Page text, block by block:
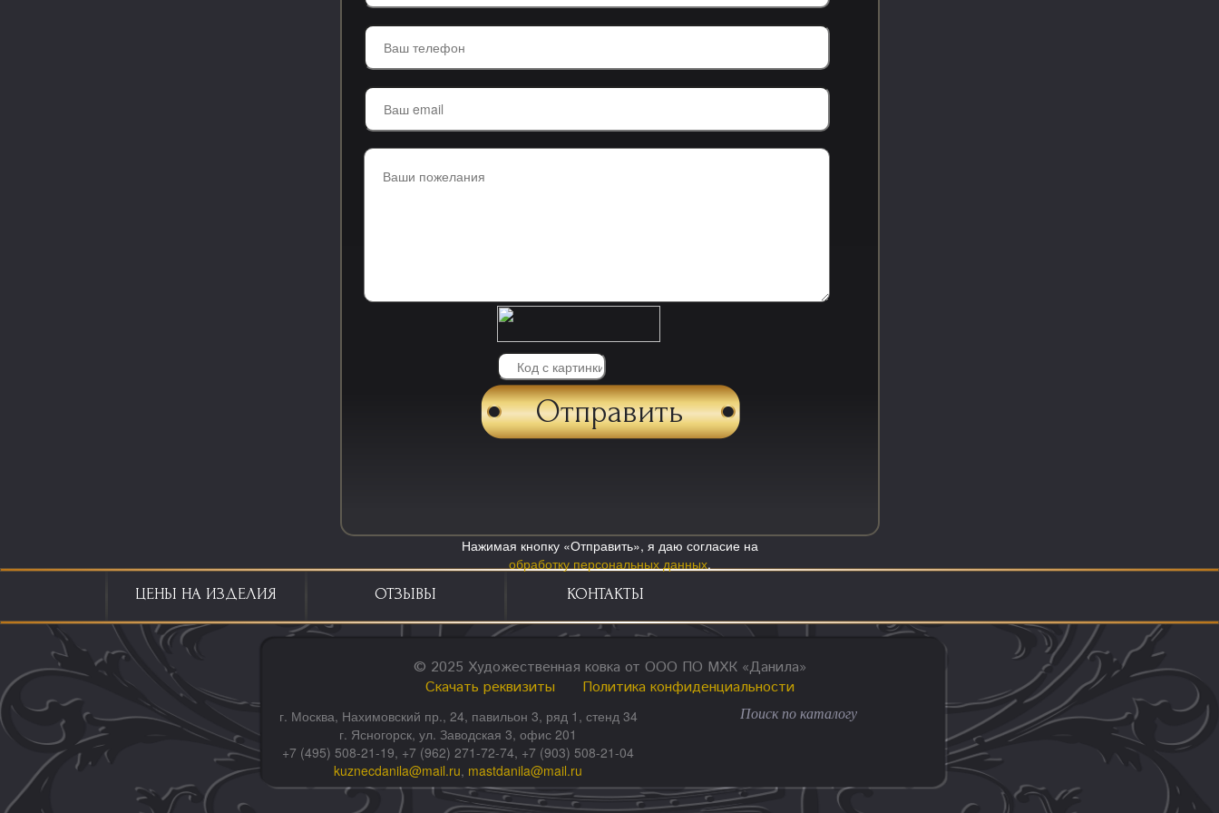
Нажимая кнопку «Отправить», я даю согласие на
обработку персональных данных.
ЦЕНЫ НА ИЗДЕЛИЯ ОТЗЫВЫ КОНТАКТЫ
© 2025 Художественная ковка от ООО ПО МХК «Данила»
Скачать реквизиты
Политика конфиденциальности
г. Москва, Нахимовский пр., 24, павильон 3, ряд 1, стенд 34
г. Ясногорск, ул. Заводская 3, офис 201
+7 (495) 508-21-19, +7 (962) 271-72-74, +7 (903) 508-21-04
kuznecdanila@mail.ru, mastdanila@mail.ru